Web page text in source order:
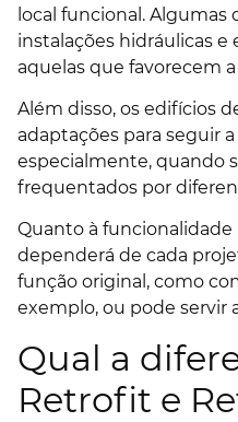
local funcional. Algumas
instalações hidráulicas e
aquelas que favorecem
Além disso, os edifícios
adaptações para seguir
especialmente, quando
frequentados por
Quanto à funcionalidade
dependerá de cada
função original, como
exemplo, ou pode servir
Qual a
Retrofit e